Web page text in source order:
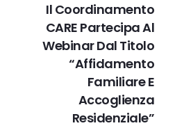
Il Coordinamento
CARE Partecipa Al
Webinar Dal Titolo
“Affidamento
Familiare E
Accoglienza
Residenziale”